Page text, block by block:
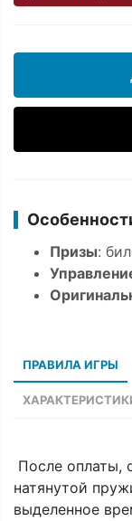
Призы:
ПРАВИЛА ИГРЫ
После оплаты,
натянутой
выделенное